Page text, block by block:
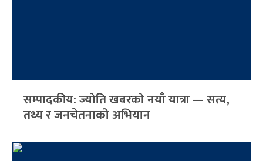
सम्पादकीय: ज्योति खबरको नयाँ यात्रा — सत्य,
तथ्य र जनचेतनाको अभियान